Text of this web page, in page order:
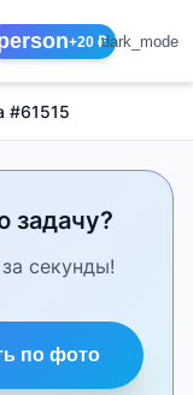
+20 ₽dark_mode
#61515
задачу?
секунды!
по фото